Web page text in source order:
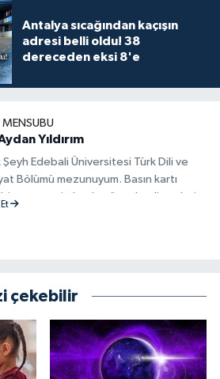
Antalya sıcağından kaçışın
adresi belli oldu! 38
dereceden eksi 8'e
Yıldırım
Şeyh Edebali Üniversitesi Türk Dili ve
Bölümü mezunuyum. Basın kartı
bir gazeteci olarak, güncel gelişmeleri
ve tarafsız bilgilerle buluşturmayı
Habercilik anlayışımda etik
ürettiğim içeriklerle kamuoyuna
çekebilir